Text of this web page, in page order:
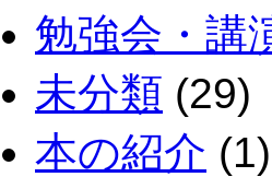
勉強会・講
未分類 (29)
本の紹介 (1)